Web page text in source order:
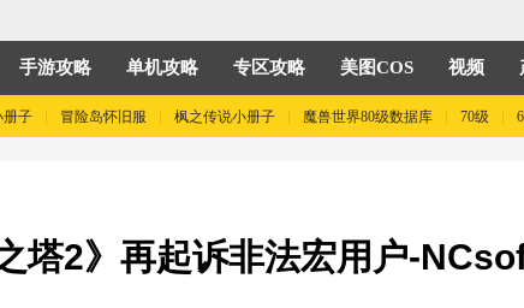
手游攻略 单机攻略 专区攻略 美图COS 视频
册子 冒险岛怀旧服 枫之传说小册子 魔兽世界80级数据库 70级
之塔2》再起诉非法宏用户-